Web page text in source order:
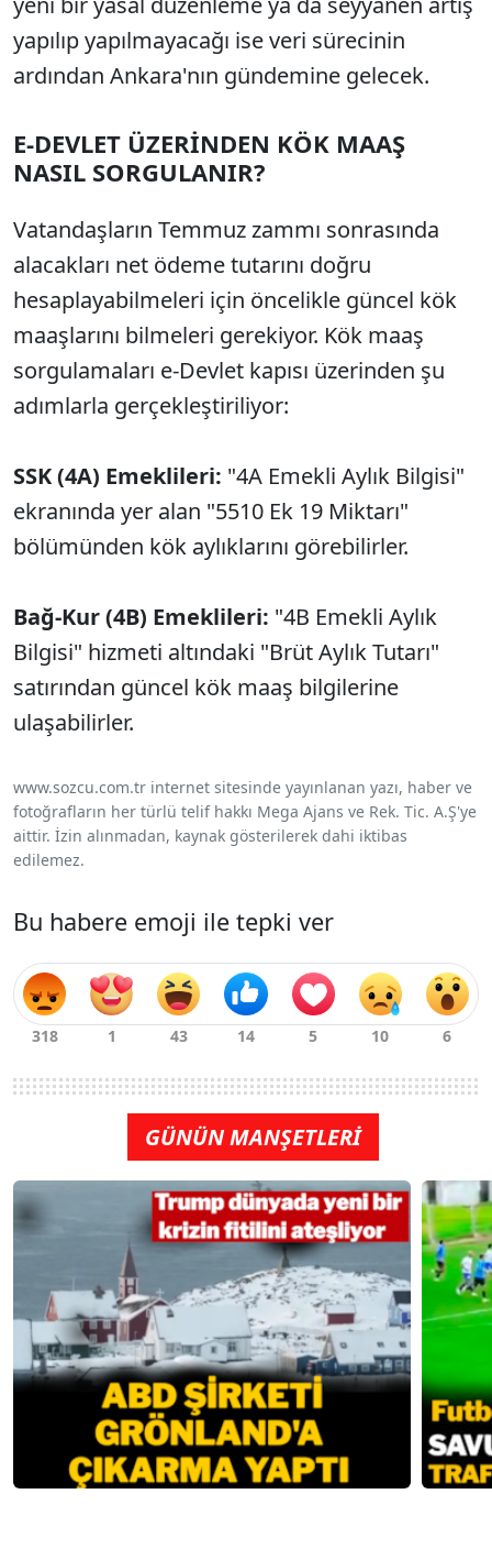
yapılıp yapılmayacağı ise veri sürecinin
ardından Ankara'nın gündemine gelecek.
E-DEVLET ÜZERİNDEN KÖK MAAŞ
NASIL SORGULANIR?
Vatandaşların Temmuz zammı sonrasında
alacakları net ödeme tutarını doğru
hesaplayabilmeleri için öncelikle güncel kök
maaşlarını bilmeleri gerekiyor. Kök maaş
sorgulamaları e-Devlet kapısı üzerinden şu
adımlarla gerçekleştiriliyor:
SSK (4A) Emeklileri: "4A Emekli Aylık Bilgisi"
ekranında yer alan "5510 Ek 19 Miktarı"
bölümünden kök aylıklarını görebilirler.
Bağ-Kur (4B) Emeklileri: "4B Emekli Aylık
Bilgisi" hizmeti altındaki "Brüt Aylık Tutarı"
satırından güncel kök maaş bilgilerine
ulaşabilirler.
www.sozcu.com.tr internet sitesinde yayınlanan yazı, haber ve
fotoğrafların her türlü telif hakkı Mega Ajans ve Rek. Tic. A.Ş'ye
aittir. İzin alınmadan, kaynak gösterilerek dahi iktibas
edilemez.
Bu habere emoji ile tepki ver
GÜNÜN MANŞETLERİ